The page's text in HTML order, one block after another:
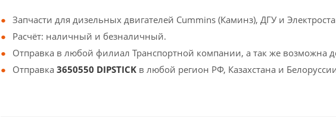
Запчасти для дизельных двигателей Cummins (Каминз), ДГУ и
Расчёт: наличный и безналичный.
Отправка в любой филиал Транспортной компании, а так же возможна
Отправка 3650550 DIPSTICK в любой регион РФ, Казахстана и